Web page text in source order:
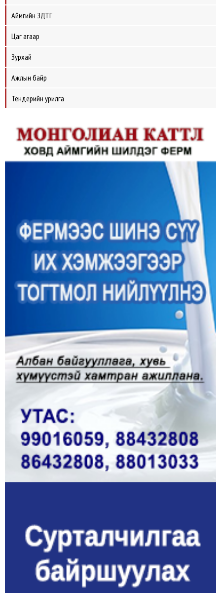
Аймгийн ЗДТГ
Цаг агаар
Зурхай
Ажлын байр
Тендерийн урилга